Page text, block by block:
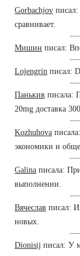
Gorbachjov
сравнивает.
Мишин писал:
Lojengrin писал:
Панькив писала:
20mg доставка 300.
Kozhuhova
экономики и
Galina писала:
выполнении.
Вячеслав писал:
новых.
Dionisij писал: У